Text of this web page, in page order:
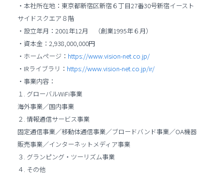
・本社所在地：東京都新宿区新宿６丁目27番30号新宿イースト
サイドスクエア８階
・設立年月：2001年12月 （創業1995年６月）
・資本金：2,938,000,000円
・ホームページ： https://www.vision-net.co.jp/
・IRライブラリ： https://www.vision-net.co.jp/ir/
・事業内容：
１. グローバルWiFi事業
海外事業／国内事業
２. 情報通信サービス事業
固定通信事業／移動体通信事業／ブロードバンド事業／OA機器
販売事業／インターネットメディア事業
３. グランピング・ツーリズム事業
４. その他